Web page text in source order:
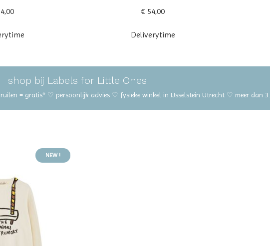
€ 54,00
Deliverytime
shop bij Labels for Little Ones
= gratis* ♡ persoonlijk advies ♡ fysieke winkel in IJsselstein Utrecht ♡ meer dan
NEW !